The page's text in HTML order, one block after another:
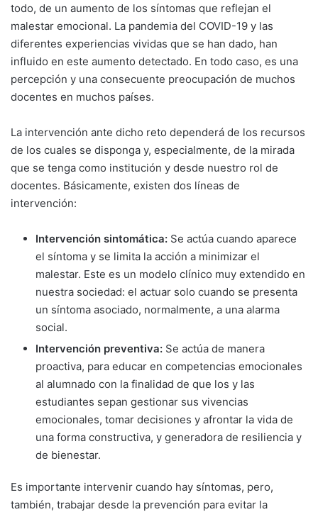
todo, de un aumento de los síntomas que reflejan el
malestar emocional. La pandemia del COVID-19 y las
diferentes experiencias vividas que se han dado, han
influido en este aumento detectado. En todo caso, es una
percepción y una consecuente preocupación de muchos
docentes en muchos países.
La intervención ante dicho reto dependerá de los recursos
de los cuales se disponga y, especialmente, de la mirada
que se tenga como institución y desde nuestro rol de
docentes. Básicamente, existen dos líneas de
intervención:
Intervención sintomática: Se actúa cuando aparece
el síntoma y se limita la acción a minimizar el
malestar. Este es un modelo clínico muy extendido en
nuestra sociedad: el actuar solo cuando se presenta
un síntoma asociado, normalmente, a una alarma
social.
Intervención preventiva: Se actúa de manera
proactiva, para educar en competencias emocionales
al alumnado con la finalidad de que los y las
estudiantes sepan gestionar sus vivencias
emocionales, tomar decisiones y afrontar la vida de
una forma constructiva, y generadora de resiliencia y
de bienestar.
Es importante intervenir cuando hay síntomas, pero,
también, trabajar desde la prevención para evitar la